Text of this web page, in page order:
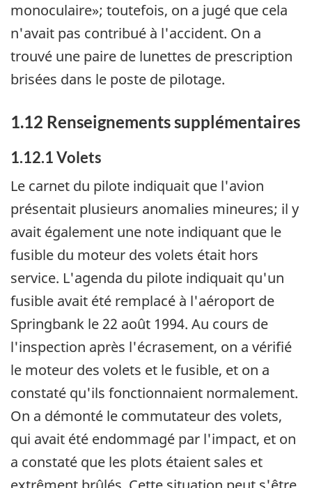
monoculaire»; toutefois, on a jugé que cela
n'avait pas contribué à l'accident. On a
trouvé une paire de lunettes de prescription
brisées dans le poste de pilotage.
1.12 Renseignements supplémentaires
1.12.1 Volets
Le carnet du pilote indiquait que l'avion
présentait plusieurs anomalies mineures; il y
avait également une note indiquant que le
fusible du moteur des volets était hors
service. L'agenda du pilote indiquait qu'un
fusible avait été remplacé à l'aéroport de
Springbank le 22 août 1994. Au cours de
l'inspection après l'écrasement, on a vérifié
le moteur des volets et le fusible, et on a
constaté qu'ils fonctionnaient normalement.
On a démonté le commutateur des volets,
qui avait été endommagé par l'impact, et on
a constaté que les plots étaient sales et